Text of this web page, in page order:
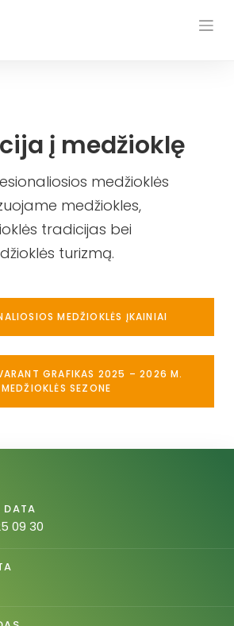
į medžioklę
medžioklės
medžiokles,
tradicijas bei
turizmą.
MEDŽIOKLĖS ĮKAINIAI
GRAFIKAS 2025 – 2026 M.
MEDŽIOKLĖS SEZONE
DATA
09 30